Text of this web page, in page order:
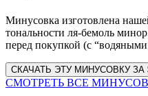
Минусовка изготовлена
тональности ля-бемоль
перед покупкой (с
Website
URL
СМОТРЕТЬ ВСЕ